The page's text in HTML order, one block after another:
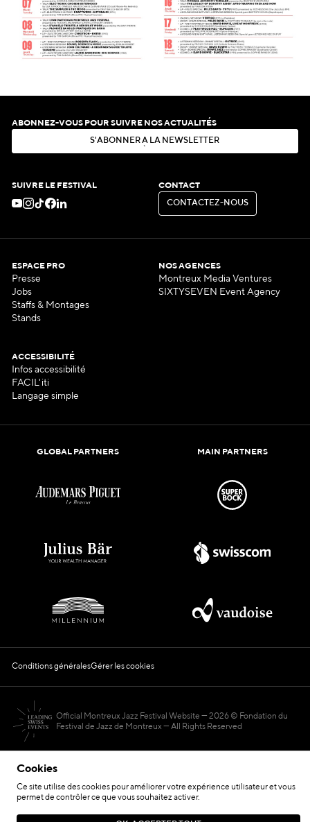
Cookies
Ce site utilise des cookies pour améliorer votre expérience utilisateur et vous
permet de contrôler ce que vous souhaitez activer.
ABONNEZ-VOUS POUR SUIVRE NOS ACTUALITÉS
S'ABON N ER À LA N EWSLE ER
SUIVRE LE FESTIVAL CONTACT
CON ACT EZ-N OUS
CONTACTEZ-NOUS
ESPACE PRO
Presse
Jobs
Staffs & Montages
Stands
NOS AGENCES
Montreux Media Ventures
SIXTYSEVEN Event Agency
ACCESSIBILITÉ
Infos accessibilité
FACIL'iti
Langage simple
GLOBAL PARTNERS MAIN PARTNERS
Conditions généralesGérer les cookies
Official Montreux Jazz Festival Website
2026 © Fondation du
Festival de Jazz de Montreux — All Rights Reserved
Hosted by